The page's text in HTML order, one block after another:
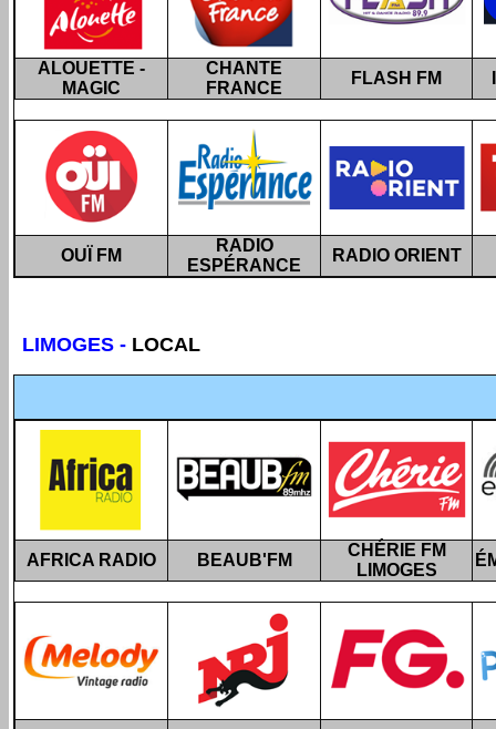
ALOUETTE -
MAGIC
CHANTE
FRANCE
FLASH FM
OUÏ FM
RADIO
ESPÉRANCE
RADIO ORIENT
LIMOGES - LOCAL
AFRICA RADIO BEAUB'FM
CHÉRIE FM
LIMOGES